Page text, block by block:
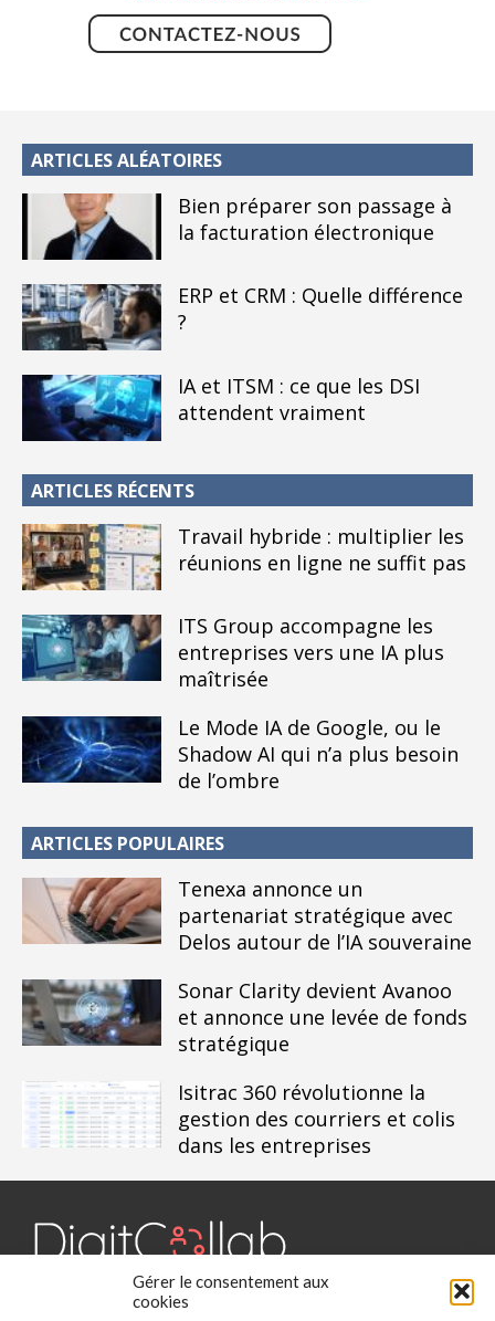
Gérer le consentement aux
cookies
ARTICLES ALÉATOIRES
Bien préparer son passage à
la facturation électronique
ERP et CRM : Quelle différence
?
IA et ITSM : ce que les DSI
attendent vraiment
ARTICLES RÉCENTS
Travail hybride : multiplier les
réunions en ligne ne suffit pas
ITS Group accompagne les
entreprises vers une IA plus
maîtrisée
Le Mode IA de Google, ou le
Shadow AI qui n’a plus besoin
de l’ombre
ARTICLES POPULAIRES
Tenexa annonce un
partenariat stratégique avec
Delos autour de l’IA souveraine
Sonar Clarity devient Avanoo
et annonce une levée de fonds
stratégique
Isitrac 360 révolutionne la
gestion des courriers et colis
dans les entreprises
Digit Collab est un média dédié aux outils collaboratifs, retrouvez